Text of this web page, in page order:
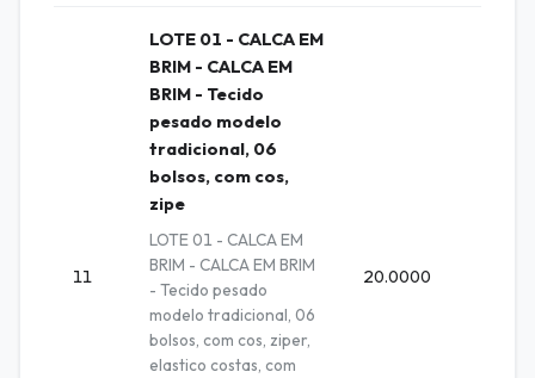
11
LOTE 01 - CALCA EM
BRIM - CALCA EM
BRIM - Tecido
pesado modelo
tradicional, 06
bolsos, com cos,
zipe
LOTE 01 - CALCA EM
BRIM - CALCA EM BRIM
- Tecido pesado
modelo tradicional, 06
bolsos, com cos, ziper,
elastico costas, com
20.0000